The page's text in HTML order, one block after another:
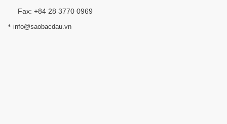
Fax: +84 28 3770 0969
* info@saobacdau.vn